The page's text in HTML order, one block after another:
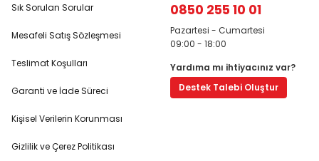
Sık Sorulan Sorular
Mesafeli Satış Sözleşmesi
Teslimat Koşulları
Garanti ve İade Süreci
Kişisel Verilerin Korunması
Gizlilik ve Çerez Politikası
0850 255 10 01
Pazartesi - Cumartesi
09:00 - 18:00
Yardıma mı ihtiyacınız var?
Destek Talebi Oluştur